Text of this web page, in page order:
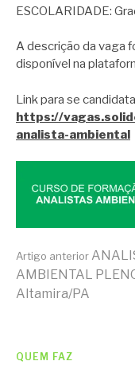
ESCOLARIDADE:
A descrição da vaga
disponível na
Link para se
https://
analista-ambiental
Artigo anterior
AMBIENTAL
Altamira/PA
QUEM FAZ